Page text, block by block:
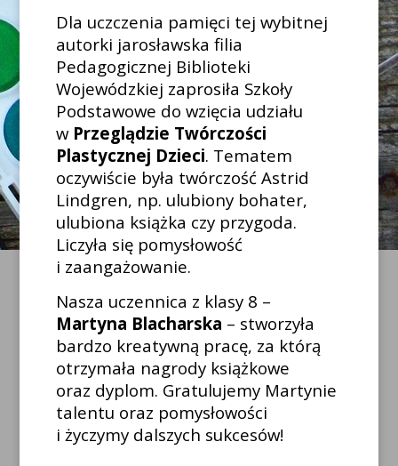
Dla uczczenia pamięci tej wybitnej
autorki jarosławska filia
Pedagogicznej Biblioteki
Wojewódzkiej zaprosiła Szkoły
Podstawowe do wzięcia udziału
w Przeglądzie Twórczości
Plastycznej Dzieci. Tematem
oczywiście była twórczość Astrid
Lindgren, np. ulubiony bohater,
ulubiona książka czy przygoda.
Liczyła się pomysłowość
i zaangażowanie.
Nasza uczennica z klasy 8 –
Martyna Blacharska – stworzyła
bardzo kreatywną pracę, za którą
otrzymała nagrody książkowe
oraz dyplom. Gratulujemy Martynie
talentu oraz pomysłowości
i życzymy dalszych sukcesów!